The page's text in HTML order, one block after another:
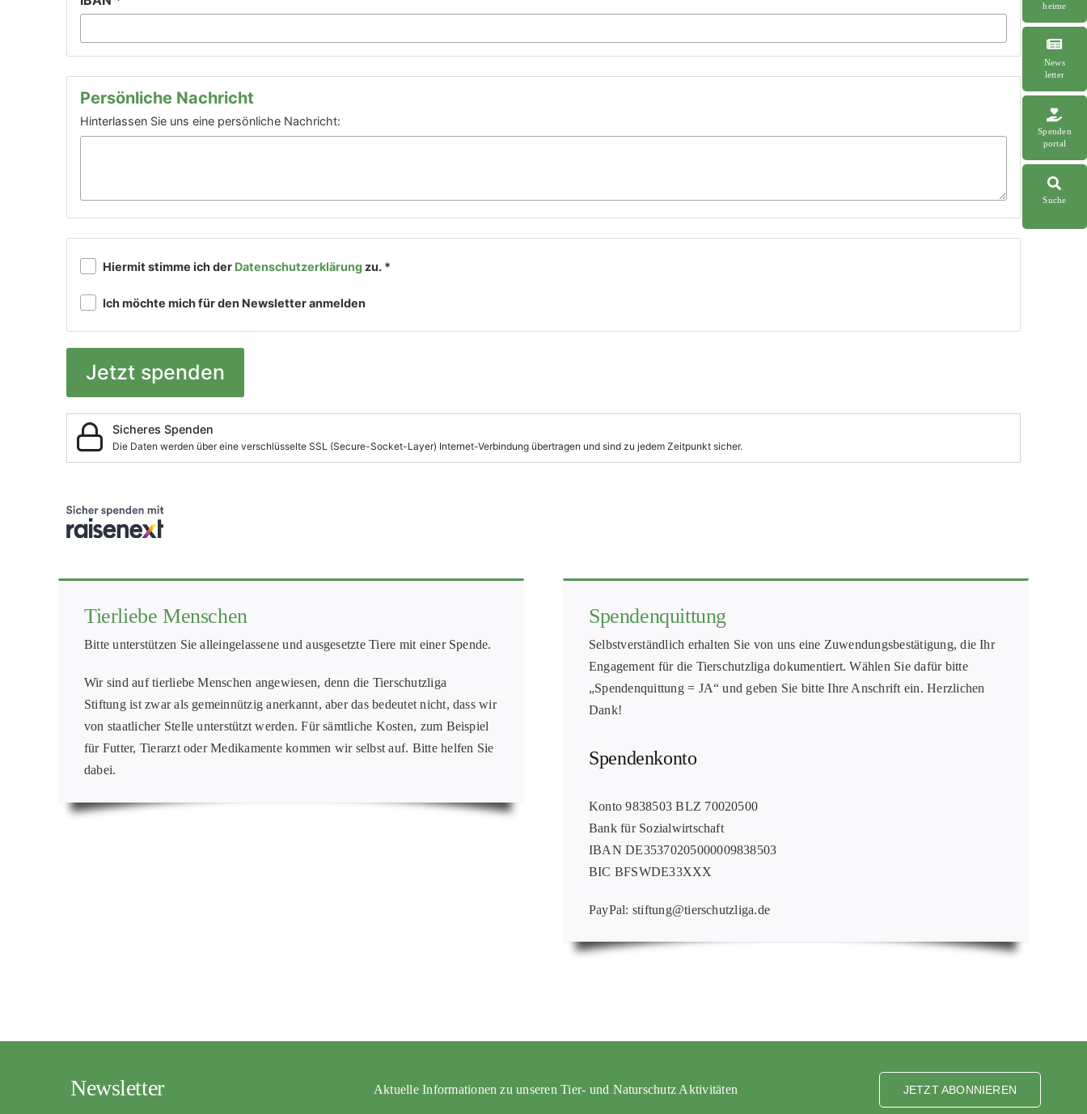
heime
News
letter
Spenden
portal
Suche
Tierliebe Menschen
Bitte unterstützen Sie alleingelassene und ausgesetzte Tiere mit einer Spende.
Wir sind auf tierliebe Menschen angewiesen, denn die Tierschutzliga
Stiftung ist zwar als gemeinnützig anerkannt, aber das bedeutet nicht, dass wir
von staatlicher Stelle unterstützt werden. Für sämtliche Kosten, zum Beispiel
für Futter, Tierarzt oder Medikamente kommen wir selbst auf. Bitte helfen Sie
dabei.
Spendenquittung
Selbstverständlich erhalten Sie von uns eine Zuwendungsbestätigung, die Ihr
Engagement für die Tierschutzliga dokumentiert. Wählen Sie dafür bitte
„Spendenquittung = JA“ und geben Sie bitte Ihre Anschrift ein. Herzlichen
Dank!
Spendenkonto
Konto 9838503 BLZ 70020500
Bank für Sozialwirtschaft
IBAN DE35370205000009838503
BIC BFSWDE33XXX
PayPal: stiftung@tierschutzliga.de
Newsletter Aktuelle Informationen zu unseren Tier- und Naturschutz Aktivitäten JETZT ABONNIEREN